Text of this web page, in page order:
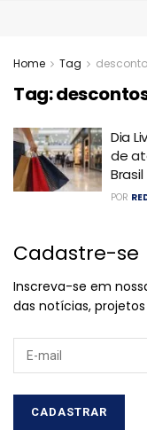
Home Tag
Tag:
Dia
de
Brasil
POR
Cadastre-se
Inscreva-se em
das notícias,